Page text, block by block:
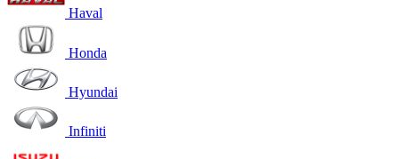
Haval
Honda
Hyundai
Infiniti